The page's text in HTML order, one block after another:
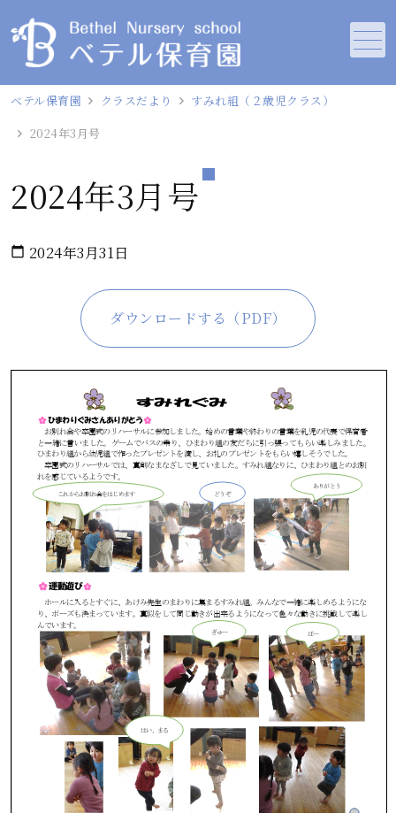
ベテル保育園 クラスだより
すみれ組（２歳児クラス）
2024年3月号
2024年3月号
calendar_today 2024年3月31日
ダウンロードする（PDF）